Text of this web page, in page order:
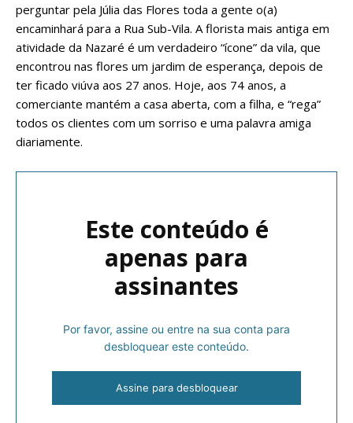
perguntar pela Júlia das Flores toda a gente o(a)
encaminhará para a Rua Sub-Vila. A florista mais antiga em
atividade da Nazaré é um verdadeiro “ícone” da vila, que
encontrou nas flores um jardim de esperança, depois de
ter ficado viúva aos 27 anos. Hoje, aos 74 anos, a
comerciante mantém a casa aberta, com a filha, e “rega”
todos os clientes com um sorriso e uma palavra amiga
diariamente.
Este conteúdo é
apenas para
assinantes
Por favor, assine ou entre na sua conta para
desbloquear este conteúdo.
Assine para desbloquear